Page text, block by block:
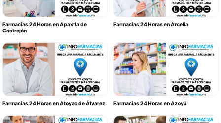
Farmacias 24 Horas en Apaxtla de
Castrejón
Farmacias 24 Horas en Arcelia
Farmacias 24 Horas en Atoyac de Álvarez Farmacias 24 Horas en Azoyú